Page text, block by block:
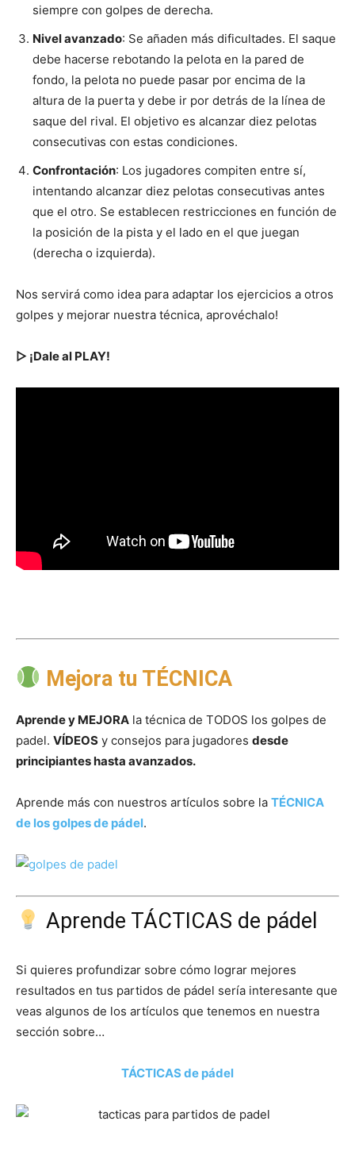
siempre con golpes de derecha.
Nivel avanzado: Se añaden más dificultades. El saque
debe hacerse rebotando la pelota en la pared de
fondo, la pelota no puede pasar por encima de la
altura de la puerta y debe ir por detrás de la línea de
saque del rival. El objetivo es alcanzar diez pelotas
consecutivas con estas condiciones.
Confrontación: Los jugadores compiten entre sí,
intentando alcanzar diez pelotas consecutivas antes
que el otro. Se establecen restricciones en función de
la posición de la pista y el lado en el que juegan
(derecha o izquierda).
Nos servirá como idea para adaptar los ejercicios a otros
golpes y mejorar nuestra técnica, aprovéchalo!
▷ ¡Dale al PLAY!
Mejora tu TÉCNICA
Aprende y MEJORA la técnica de TODOS los golpes de
padel. VÍDEOS y consejos para jugadores desde
principiantes hasta avanzados.
Aprende más con nuestros artículos sobre la TÉCNICA
de los golpes de pádel.
Aprende TÁCTICAS de pádel
Si quieres profundizar sobre cómo lograr mejores
resultados en tus partidos de pádel sería interesante que
veas algunos de los artículos que tenemos en nuestra
sección sobre…
TÁCTICAS de pádel